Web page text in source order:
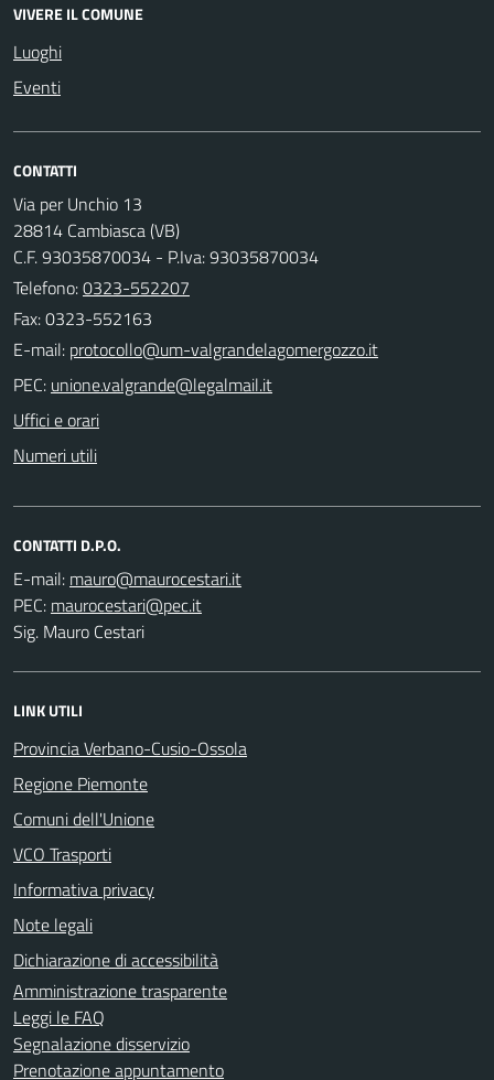
VIVERE IL COMUNE
Luoghi
Eventi
CONTATTI
Via per Unchio 13
28814 Cambiasca (VB)
C.F. 93035870034 - P.Iva: 93035870034
Telefono:0323-552207
Fax: 0323-552163
E-mail:
PEC:
Uffici e orari
Numeri utili
CONTATTI D.P.O.
E-mail:
PEC:
Sig. Mauro Cestari
LINK UTILI
Provincia Verbano-Cusio-Ossola
Regione Piemonte
Comuni dell'Unione
VCO Trasporti
Informativa privacy
Note legali
Dichiarazione di accessibilità
Amministrazione trasparente
Leggi le FAQ
Segnalazione disservizio
Prenotazione appuntamento